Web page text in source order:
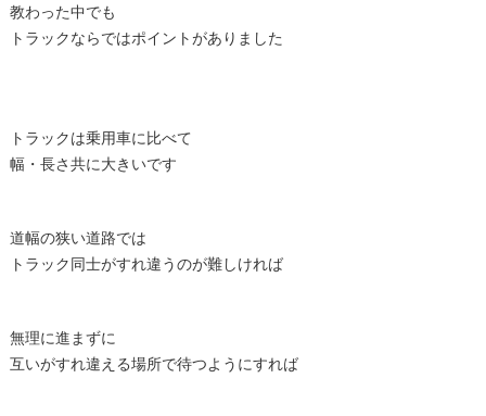
教わった中でも
トラックならではポイントがありました
トラックは乗用車に比べて
幅・長さ共に大きいです
道幅の狭い道路では
トラック同士がすれ違うのが難しければ
無理に進まずに
互いがすれ違える場所で待つようにすれば